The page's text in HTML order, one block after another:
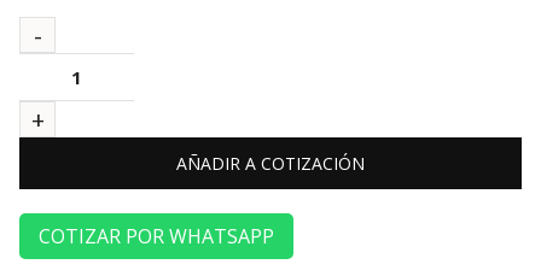
AÑADIR A COTIZACIÓN
COTIZAR POR WHATSAPP